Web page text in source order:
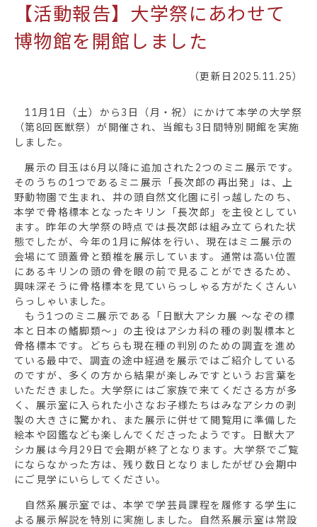
【活動報告】大学祭にあわせて
博物館を開館しました
（更新日2025.11.25）
11月1日（土）から3日（月・祝）にかけて本学の大学祭
（第8回医獣祭）が開催され、当館も3日間特別開館を実施
しました。
展示の目玉は6月以降に追加された2つのミニ展示です。
そのうちの1つであるミニ展示「長次郎の再出発」は、上
野動物園で生まれ、井の頭自然文化園に引っ越したのち、
本学で骨格標本となったキリン「長次郎」を主役としてい
ます。昨年の大学祭の時点では長次郎は組み立てられた状
態でしたが、今年の1月に解体を行い、現在はミニ展示の
会場にて頭蓋骨と頚椎を展示しています。通常は高い位置
にあるキリンの頭の骨を眼の前で見ることができるため、
興味深そうに骨格標本を見ていらっしゃる方がたくさんい
らっしゃいました。
もう1つのミニ展示である「日獣大アシカ展 ～なぞの標
本と日本の鰭脚類～」の主役はアシカ科の種の剥製標本と
骨格標本です。どちらも現在種の判別のための調査を進め
ている最中で、調査の途中経過を展示ではご紹介している
のですが、多くの方から結果が楽しみですというお言葉を
いただきました。大学祭にはご家族で来てくださる方が多
く、展示室に入られた小さなお子様たちはみなアシカの剥
製の大きさに驚かれ、また展示に併せて閲覧用に準備した
絵本や図鑑なども楽しんでくださったようです。日獣大ア
シカ展は今月29日で会期が終了となります。大学祭でご覧
にならなかった方は、残り数日となりましたがぜひ会期中
にご見学にいらしてください。
自然系展示室では、本学で学芸員課程を履修する学生に
よる展示解説を特別に実施しました。自然系展示室は常設